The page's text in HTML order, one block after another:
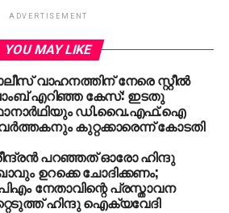
ശിവശങ്കറിന്‍റെ കസ്റ്റഡി
73 ശതമാനവും രമ്യമായി
ADVERTISEMENT
YOU MAY LIKE
വാഹനത്തിന് നേരെ സ്റ്റീല്‍
എറിഞ്ഞ കേസ്: ഇടതു
ഡി.വൈ.എഫ്.ഐ
കുറ്റക്കാരെന്ന് കോടതി
പറഞ്ഞത് ഓരോ ഹിന്ദു
ഉറക്കെ ചോദിക്കണം;
നേതാവിന്റെ പ്രസ്താവന
ഹിന്ദു ഐക്യവേദി